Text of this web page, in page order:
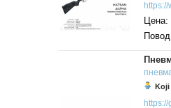
https://
Цена:
Koji
https://